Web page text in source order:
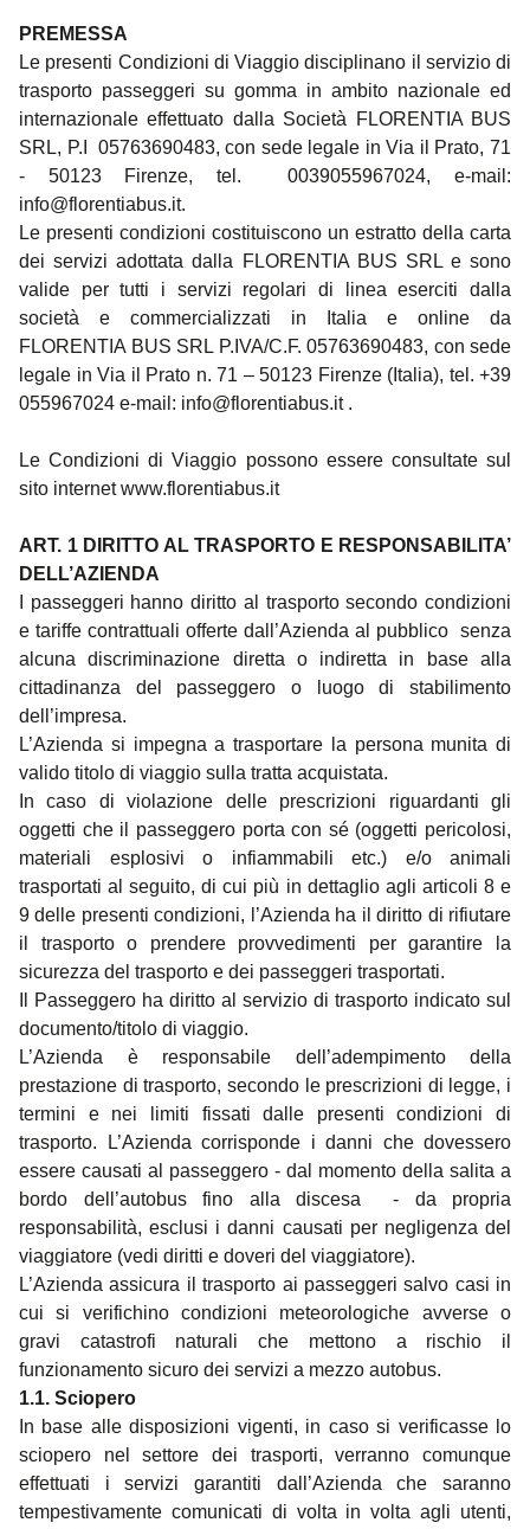
PREMESSA
Le presenti Condizioni di Viaggio disciplinano il servizio di
trasporto passeggeri su gomma in ambito nazionale ed
internazionale effettuato dalla Società FLORENTIA BUS
SRL, P.I 05763690483, con sede legale in Via il Prato, 71
- 50123 Firenze, tel. 0039055967024, e-mail:
info@florentiabus.it.
Le presenti condizioni costituiscono un estratto della carta
dei servizi adottata dalla FLORENTIA BUS SRL e sono
valide per tutti i servizi regolari di linea eserciti dalla
società e commercializzati in Italia e online da
FLORENTIA BUS SRL P.IVA/C.F. 05763690483, con sede
legale in Via il Prato n. 71 – 50123 Firenze (Italia), tel. +39
055967024 e-mail: info@florentiabus.it.
Le Condizioni di Viaggio possono essere consultate sul
sito internetwww.florentiabus.it
ART. 1 DIRITTO AL TRASPORTO E RESPONSABILITA’
DELL’AZIENDA
I passeggeri hanno diritto al trasporto secondo condizioni
e tariffe contrattuali offerte dall’Azienda al pubblico senza
alcuna discriminazione diretta o indiretta in base alla
cittadinanza del passeggero o luogo di stabilimento
dell’impresa.
L’Azienda si impegna a trasportare la persona munita di
valido titolo di viaggio sulla tratta acquistata.
In caso di violazione delle prescrizioni riguardanti gli
oggetti che il passeggero porta con sé (oggetti pericolosi,
materiali esplosivi o infiammabili etc.) e/o animali
trasportati al seguito, di cui più in dettaglio agli articoli 8 e
9 delle presenti condizioni, l’Azienda ha il diritto di rifiutare
il trasporto o prendere provvedimenti per garantire la
sicurezza del trasporto e dei passeggeri trasportati.
Il Passeggero ha diritto al servizio di trasporto indicato sul
documento/titolo di viaggio.
L’Azienda è responsabile dell’adempimento della
prestazione di trasporto, secondo le prescrizioni di legge, i
termini e nei limiti fissati dalle presenti condizioni di
trasporto. L’Azienda corrisponde i danni che dovessero
essere causati al passeggero - dal momento della salita a
bordo dell’autobus fino alla discesa - da propria
responsabilità, esclusi i danni causati per negligenza del
viaggiatore (vedi diritti e doveri del viaggiatore).
L’Azienda assicura il trasporto ai passeggeri salvo casi in
cui si verifichino condizioni meteorologiche avverse o
gravi catastrofi naturali che mettono a rischio il
funzionamento sicuro dei servizi a mezzo autobus.
1.1. Sciopero
In base alle disposizioni vigenti, in caso si verificasse lo
sciopero nel settore dei trasporti, verranno comunque
effettuati i servizi garantiti dall’Azienda che saranno
tempestivamente comunicati di volta in volta agli utenti,